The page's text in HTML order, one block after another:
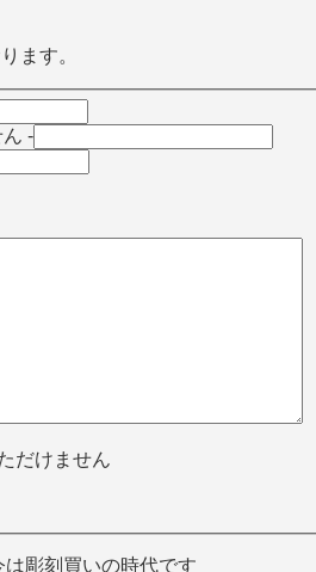
ます。
-
だけません
彫刻買いの時代です